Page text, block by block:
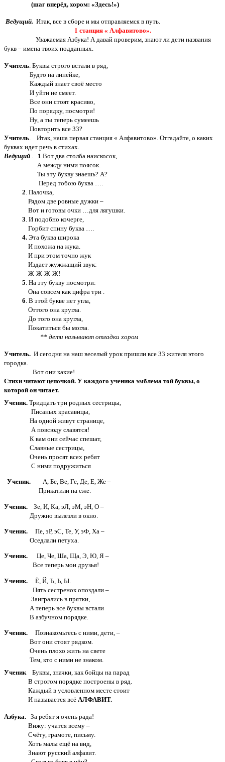
(шаг вперёд, хором: «Здесь!»)
Ведущий. Итак, все в сборе и мы отправляемся в путь.
1 станция « Алфавитово».
Уважаемая Азбука! А давай проверим, знают ли дети названия
букв – имена твоих подданных.
Учитель. Буквы строго встали в ряд,
Будто на линейке,
Каждый знает своё место
И уйти не смеет.
Все они стоят красиво,
По порядку, посмотри!
Ну, а ты теперь сумеешь
Повторить все 33?
Учитель. Итак, наша первая станция « Алфавитово». Отгадайте, о каких
буквах идет речь в стихах.
Ведущий . 1.Вот два столба наискосок,
А между ними поясок.
Ты эту букву знаешь? А?
Перед тобою буква ….
2. Палочка,
Рядом две ровные дужки –
Вот и готовы очки …для лягушки.
3. И подобно кочерге,
Горбит спину буква ….
4. Эта буква широка
И похожа на жука.
И при этом точно жук
Издает жужжащий звук:
Ж-Ж-Ж-Ж!
5. На эту букву посмотри:
Она совсем как цифра три .
6. В этой букве нет угла,
Оттого она кругла.
До того она кругла,
Покатиться бы могла.
** дети называют отгадки хором
Учитель. И сегодня на наш веселый урок пришли все 33 жителя этого
городка.
Вот они какие!
Стихи читают цепочкой. У каждого ученика эмблема той буквы, о
которой он читает.
Ученик. Тридцать три родных сестрицы,
Писаных красавицы,
На одной живут странице,
А повсюду славятся!
К вам они сейчас спешат,
Славные сестрицы,
Очень просят всех ребят
С ними подружиться
Ученик. А, Бе, Ве, Ге, Де, Е, Же –
Прикатили на еже.
Ученик. Зе, И, Ка, эЛ, эМ, эН, О –
Дружно вылезли в окно.
Ученик. Пе, эР, эС, Те, У, эФ, Ха –
Оседлали петуха.
Ученик. Це, Че, Ша, Ща, Э, Ю, Я –
Все теперь мои друзья!
Ученик. Ё, Й, Ъ, Ь, Ы.
Пять сестренок опоздали –
Заигрались в прятки,
А теперь все буквы встали
В азбучном порядке.
Ученик. Познакомьтесь с ними, дети, –
Вот они стоят рядком.
Очень плохо жить на свете
Тем, кто с ними не знаком.
Ученик Буквы, значки, как бойцы на парад
В строгом порядке построены в ряд.
Каждый в условленном месте стоит
И называется всё АЛФАВИТ.
Азбука. За ребят я очень рада!
Вижу: учатся всему –
Счёту, грамоте, письму.
Хоть малы ещё на вид,
Знают русский алфавит.